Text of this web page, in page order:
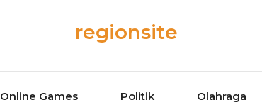
regionsite
Online Games Politik Olahraga